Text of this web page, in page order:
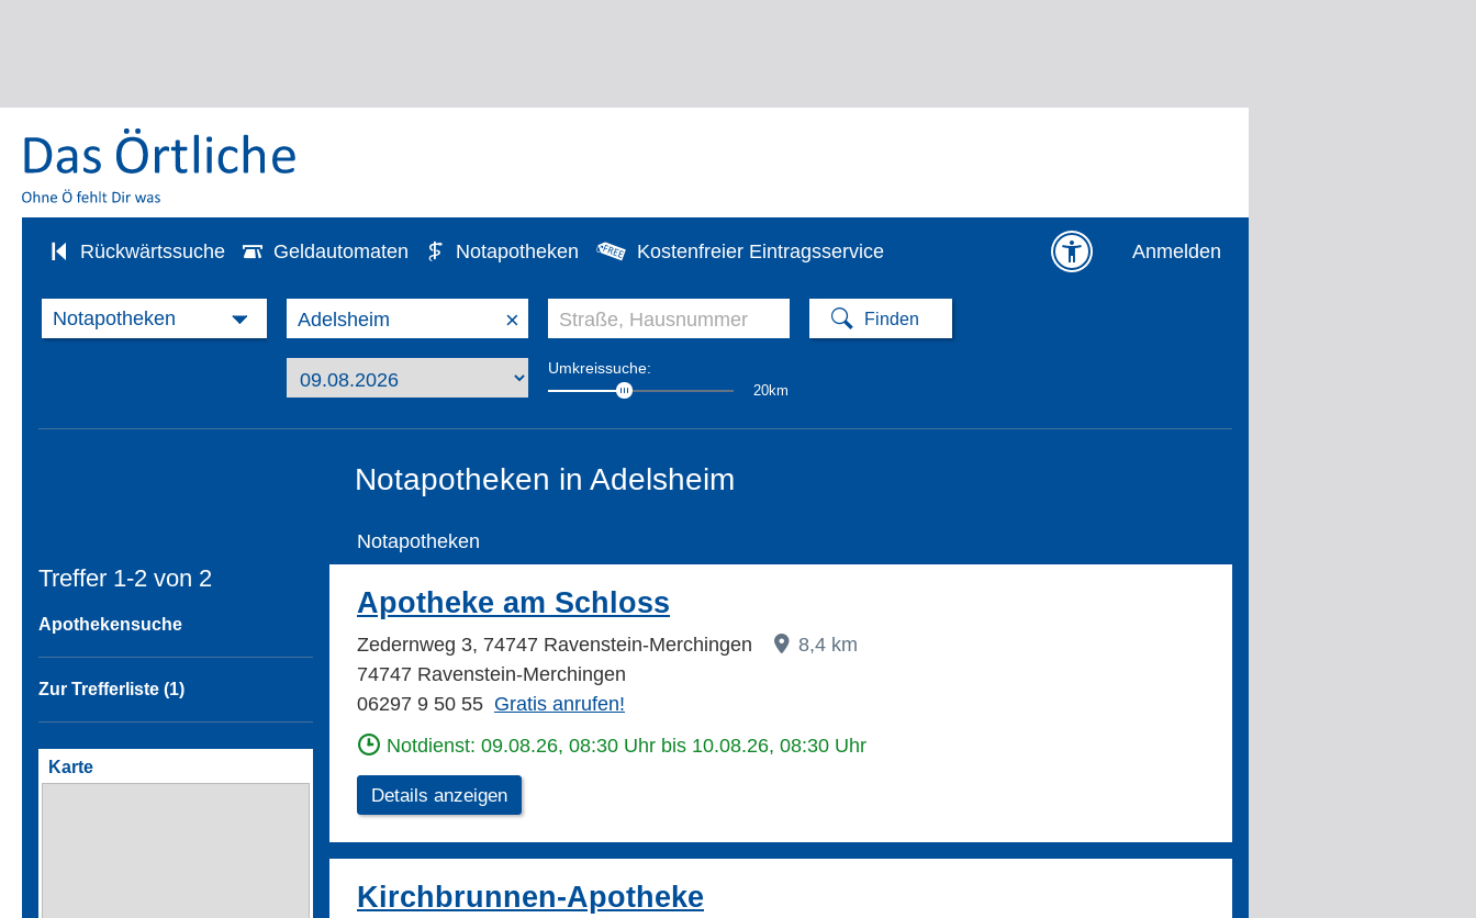
Rückwärtssuche Geldautomaten Notapotheken Kostenfreier Eintragsservice Anmelden
×
Umkreissuche:
20km
Notapotheken in Adelsheim
Treffer 1-2 von 2
Apothekensuche
Zur Trefferliste (1)
Notapotheken
Apotheke am Schloss
Zedernweg 3, 74747 Ravenstein-Merchingen
8,4 km
74747 Ravenstein-Merchingen
06297 9 50 55 Gratis anrufen!
Notdienst: 09.08.26, 08:30 Uhr bis 10.08.26, 08:30 Uhr
Details anzeigen
Kirchbrunnen-Apotheke
Karte